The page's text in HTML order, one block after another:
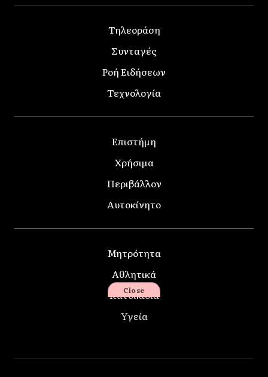
Τηλεοράση
Συνταγές
Ροή Ειδήσεων
Τεχνολογία
Επιστήμη
Χρήσιμα
Περιβάλλον
Αυτοκίνητο
Μητρότητα
Αθλητικά
Κατοικίδια
Υγεία
Close